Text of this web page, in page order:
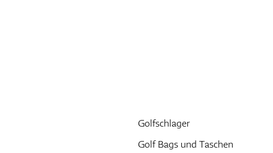
Golfschlager
Golf Bags und Taschen